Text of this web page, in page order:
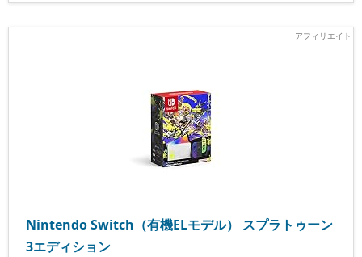
Nintendo Switch（有機ELモデル） スプラトゥーン
3エディション